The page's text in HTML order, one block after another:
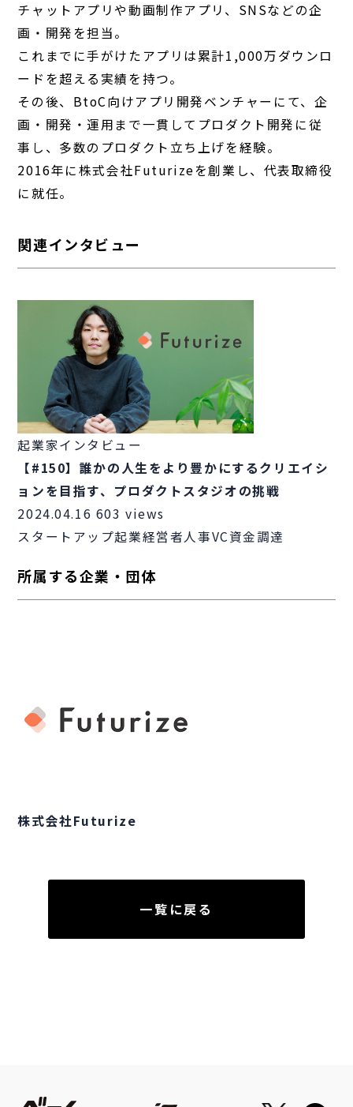
チャットアプリや動画制作アプリ、SNSなどの企
画・開発を担当。
これまでに手がけたアプリは累計1,000万ダウンロ
ードを超える実績を持つ。
その後、BtoC向けアプリ開発ベンチャーにて、企
画・開発・運用まで一貫してプロダクト開発に従
事し、多数のプロダクト立ち上げを経験。
2016年に株式会社Futurizeを創業し、代表取締役
に就任。
関連インタビュー
起業家インタビュー
【#150】誰かの人生をより豊かにするクリエイシ
ョンを目指す、プロダクトスタジオの挑戦
2024.04.16 603 views
スタートアップ起業経営者人事VC資金調達
所属する企業・団体
株式会社Futurize
一覧に戻る